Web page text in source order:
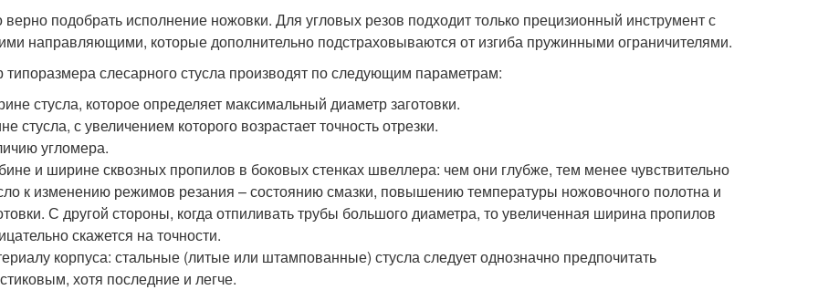
подобрать исполнение ножовки. Для угловых резов подходит только прецизионный инструмент с
направляющими, которые дополнительно подстраховываются от изгиба пружинными ограничителями.
слесарного стусла производят по следующим параметрам:
стусла, которое определяет максимальный диаметр заготовки.
стусла, с увеличением которого возрастает точность отрезки.
угломера.
и ширине сквозных пропилов в боковых стенках швеллера: чем они глубже, тем менее чувствительно
к изменению режимов резания – состоянию смазки, повышению температуры ножовочного полотна и
С другой стороны, когда отпиливать трубы большого диаметра, то увеличенная ширина пропилов
скажется на точности.
корпуса: стальные (литые или штампованные) стусла следует однозначно предпочитать
хотя последние и легче.